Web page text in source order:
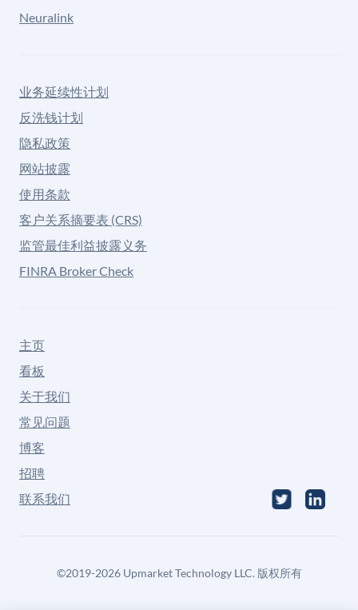
Neuralink
业务延续性计划
反洗钱计划
隐私政策
网站披露
使用条款
客户关系摘要表 (CRS)
监管最佳利益披露义务
FINRA Broker Check
主页
看板
关于我们
常见问题
博客
招聘
联系我们
©2019-2026Upmarket Technology LLC. 版权所有